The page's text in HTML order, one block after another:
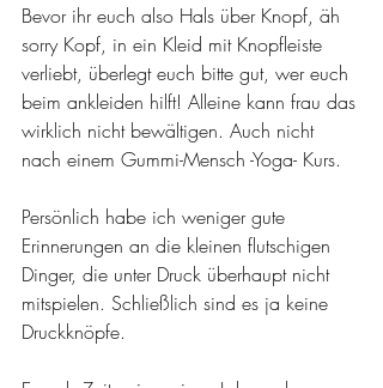
Bevor ihr euch also Hals über Knopf, äh
sorry Kopf, in ein Kleid mit Knopfleiste
verliebt, überlegt euch bitte gut, wer euch
beim ankleiden hilft! Alleine kann frau das
wirklich nicht bewältigen. Auch nicht
nach einem Gummi-Mensch -Yoga- Kurs.
Persönlich habe ich weniger gute
Erinnerungen an die kleinen flutschigen
Dinger, die unter Druck überhaupt nicht
mitspielen. Schließlich sind es ja keine
Druckknöpfe.